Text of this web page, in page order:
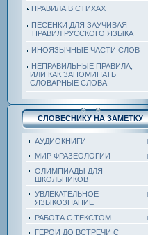
ПРАВИЛА В СТИХАХ
ПЕСЕНКИ ДЛЯ ЗАУЧИВАЯ
ПРАВИЛ РУССКОГО ЯЗЫКА
ИНОЯЗЫЧНЫЕ ЧАСТИ СЛОВ
НЕПРАВИЛЬНЫЕ ПРАВИЛА,
ИЛИ КАК ЗАПОМИНАТЬ
СЛОВАРНЫЕ СЛОВА
СЛОВЕСНИКУ НА ЗАМЕТКУ
АУДИОКНИГИ
МИР ФРАЗЕОЛОГИИ
ОЛИМПИАДЫ ДЛЯ
ШКОЛЬНИКОВ
УВЛЕКАТЕЛЬНОЕ
ЯЗЫКОЗНАНИЕ
РАБОТА С ТЕКСТОМ
ГЕРОИ ДО ВСТРЕЧИ С